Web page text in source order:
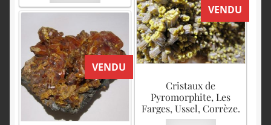
VENDU
Cristaux de
Pyromorphite, Les
Farges, Ussel, Corrèze.
VENDU